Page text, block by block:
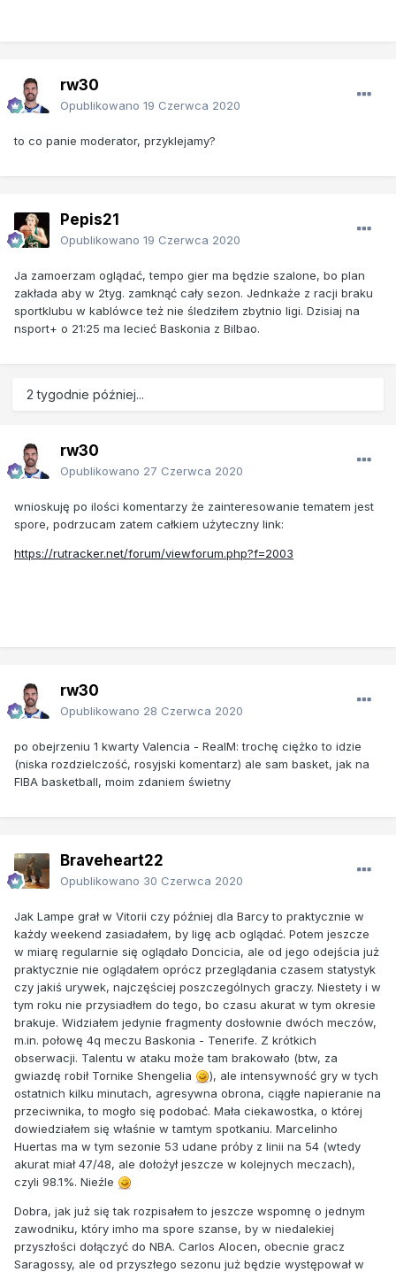
rw30
Opublikowano 19 Czerwca 2020
to co panie moderator, przyklejamy?
Pepis21
Opublikowano 19 Czerwca 2020
Ja zamoerzam oglądać, tempo gier ma będzie szalone, bo plan
zakłada aby w 2tyg. zamknąć cały sezon. Jednkaże z racji braku
sportklubu w kablówce też nie śledziłem zbytnio ligi. Dzisiaj na
nsport+ o 21:25 ma lecieć Baskonia z Bilbao.
2 tygodnie później...
rw30
Opublikowano 27 Czerwca 2020
wnioskuję po ilości komentarzy że zainteresowanie tematem jest
spore, podrzucam zatem całkiem użyteczny link:
https://rutracker.net/forum/viewforum.php?f=2003
rw30
Opublikowano 28 Czerwca 2020
po obejrzeniu 1 kwarty Valencia - RealM: trochę ciężko to idzie
(niska rozdzielczość, rosyjski komentarz) ale sam basket, jak na
FIBA basketball, moim zdaniem świetny
Braveheart22
Opublikowano 30 Czerwca 2020
Jak Lampe grał w Vitorii czy później dla Barcy to praktycznie w
każdy weekend zasiadałem, by ligę acb oglądać. Potem jeszcze
w miarę regularnie się oglądało Doncicia, ale od jego odejścia już
praktycznie nie oglądałem oprócz przeglądania czasem statystyk
czy jakiś urywek, najczęściej poszczególnych graczy. Niestety i w
tym roku nie przysiadłem do tego, bo czasu akurat w tym okresie
brakuje. Widziałem jedynie fragmenty dosłownie dwóch meczów,
m.in. połowę 4q meczu Baskonia - Tenerife. Z krótkich
obserwacji. Talentu w ataku może tam brakowało (btw, za
gwiazdę robił Tornike Shengelia
), ale intensywność gry w tych
ostatnich kilku minutach, agresywna obrona, ciągłe napieranie na
przeciwnika, to mogło się podobać. Mała ciekawostka, o której
dowiedziałem się właśnie w tamtym spotkaniu. Marcelinho
Huertas ma w tym sezonie 53 udane próby z linii na 54 (wtedy
akurat miał 47/48, ale dołożył jeszcze w kolejnych meczach),
czyli 98.1%. Nieźle
Dobra, jak już się tak rozpisałem to jeszcze wspomnę o jednym
zawodniku, który imho ma spore szanse, by w niedalekiej
przyszłości dołączyć do NBA. Carlos Alocen, obecnie gracz
Saragossy, ale od przyszłego sezonu już będzie występował w